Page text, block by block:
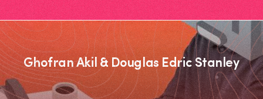
Ghofran Akil & Douglas Edric Stanley